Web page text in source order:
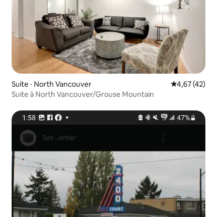
Suite ⋅ North Vancouver Évaluation
4,67 (42)
Suite à North Vancouver/Grouse Mountain